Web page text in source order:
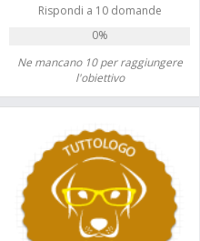
Rispondi a 10 domande
0%
Ne mancano 10 per raggiungere
l'obiettivo